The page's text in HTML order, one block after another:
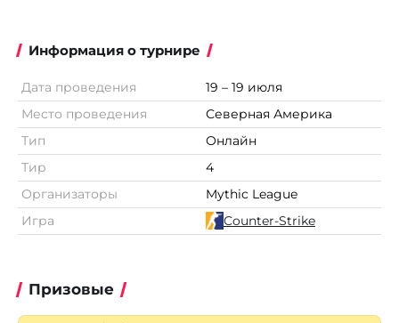
Информация о турнире
Дата проведения
19 – 19 июля
Место проведения
Северная Америка
Тип
Онлайн
Тир
4
Организаторы
Mythic League
Игра
Counter-Strike
Призовые